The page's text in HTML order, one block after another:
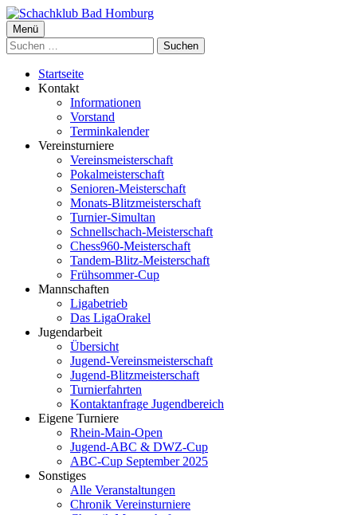
Springe
zum
Inhalt
Schachklub Bad Homburg
Primäres
Menü
Menü
Suchen
nach:
Startseite
Kontakt
Informationen
Vorstand
Terminkalender
Vereinsturniere
Vereinsmeisterschaft
Pokalmeisterschaft
Senioren-Meisterschaft
Monats-Blitzmeisterschaft
Turnier-Simultan
Schnellschach-Meisterschaft
Chess960-Meisterschaft
Tandem-Blitz-Meisterschaft
Frühsommer-Cup
Mannschaften
Ligabetrieb
Das LigaOrakel
Jugendarbeit
Übersicht
Jugend-Vereinsmeisterschaft
Jugend-Blitzmeisterschaft
Turnierfahrten
Kontaktanfrage Jugendbereich
Eigene Turniere
Rhein-Main-Open
Jugend-ABC & DWZ-Cup
ABC-Cup September 2025
Sonstiges
Alle Veranstaltungen
Chronik Vereinsturniere